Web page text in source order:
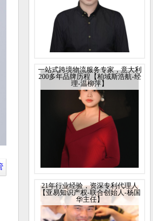
一站式跨境物流服务专家，意大利
200多年品牌历程【柏域斯浩航-经
理-温柳萍】
21年行业经验，资深专利代理人
【亚易知识产权-联合创始人-杨国
华主任】